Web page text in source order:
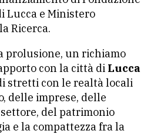
Lucca e Ministero
Ricerca.
prolusione, un richiamo
con la città di Lucca
stretti con le realtà locali
delle imprese, delle
del patrimonio
e la compattezza fra la